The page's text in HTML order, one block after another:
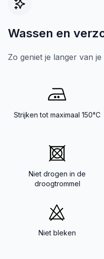
Wassen en
Zo geniet je langer van
Strijken tot maximaal 150°C
Niet drogen in de
droogtrommel
Niet bleken